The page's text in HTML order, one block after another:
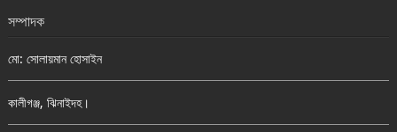
সম্পাদক
মো: সোলায়মান হোসাইন
কালীগঞ্জ, ঝিনাইদহ।